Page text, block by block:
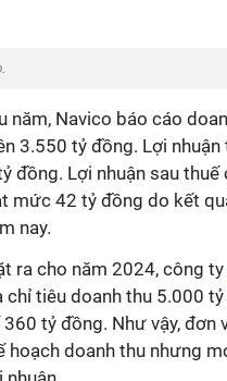
năm, Navico báo cáo
3.550 tỷ đồng. Lợi
đồng. Lợi nhuận sau thuế
mức 42 tỷ đồng do kết
nay.
ra cho năm 2024, công ty
chỉ tiêu doanh thu 5.000
tỷ đồng. Như vậy, đơn
hoạch doanh thu nhưng